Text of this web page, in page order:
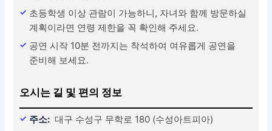
초등학생 이상 관람이 가능하니, 자녀와 함께 방문하실
계획이라면 연령 제한을 꼭 확인해 주세요.
공연 시작 10분 전까지는 착석하여 여유롭게 공연을
준비해 보세요.
오시는 길 및 편의 정보
주소: 대구 수성구 무학로 180 (수성아트피아)